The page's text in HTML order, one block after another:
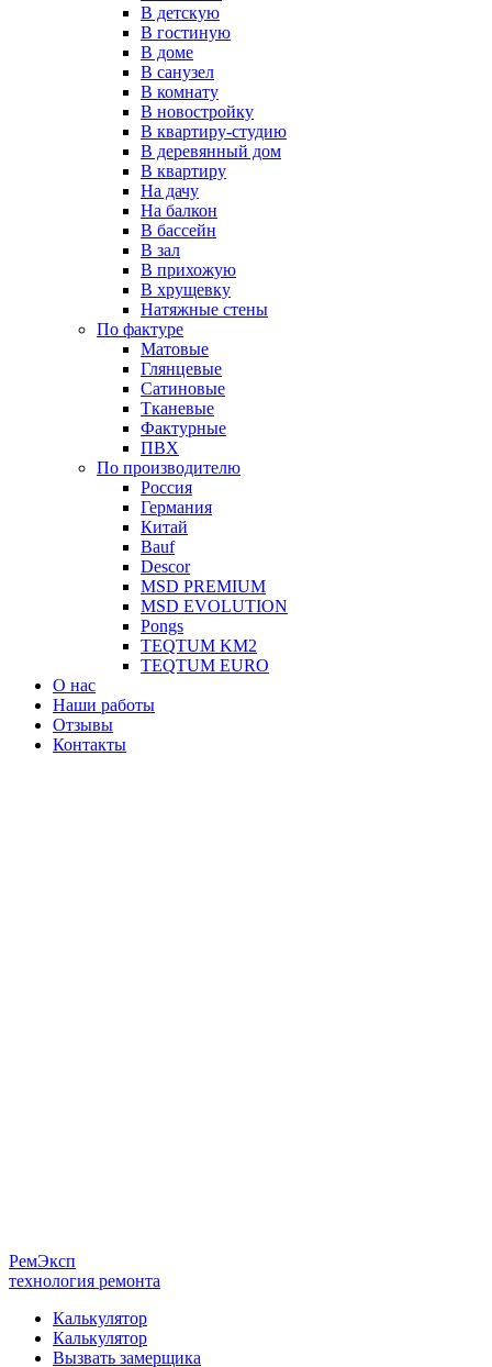
В детскую
В гостиную
В доме
В санузел
В комнату
В новостройку
В квартиру-студию
В деревянный дом
В квартиру
На дачу
На балкон
В бассейн
В зал
В прихожую
В хрущевку
Натяжные стены
По фактуре
Матовые
Глянцевые
Сатиновые
Тканевые
Фактурные
ПВХ
По производителю
Россия
Германия
Китай
Вauf
Descor
MSD PREMIUM
MSD EVOLUTION
Pongs
TEQTUM KM2
TEQTUM EURO
О нас
Наши работы
Отзывы
Контакты
РемЭксп
технология ремонта
Калькулятор
Калькулятор
Вызвать замерщика